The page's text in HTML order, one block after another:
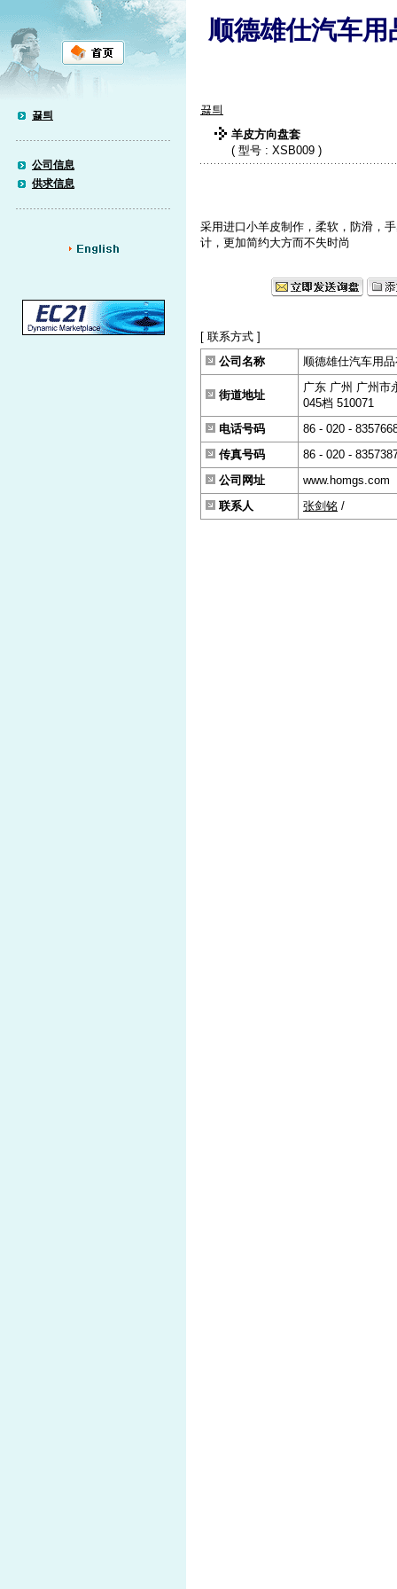
끓틔
公司信息
供求信息
顺德雄仕汽车用
끓틔
羊皮方向盘套
( 型号 : XSB009 )
采用进口小羊皮制作，柔软，防滑，
计，更加简约大方而不失时尚
[ 联系方式 ]
公司名称
顺德雄仕汽车用
街道地址
广东 广州 广州市
045档 510071
电话号码
86 - 020 -
传真号码
86 - 020 -
公司网址
www.homgs.com
联系人
张剑铭 /